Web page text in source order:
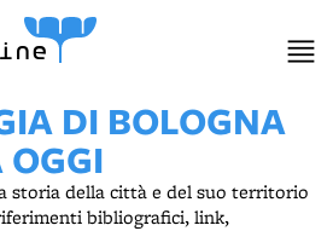
DI BOLOGNA
OGGI
storia della città e del suo territorio
bibliografici, link,